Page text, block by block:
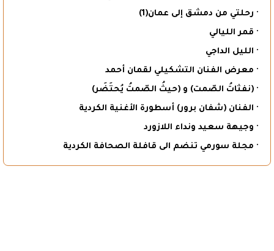
· رحلتي من دمشق إلى عمان(1)
· قمر الليالي
· الليل الداجي
· معرض الفنان التشكيلي لقمان أحمد
· (نفثاتُ الصّمت) و (حيثُ الصّمتُ يُحتَضَر)
· الفنان (شفان برور) أسطورة الأغنية الكردية
· وجيهة سعيد ونداء اللازورد
· مجلة سورمي تنضم الى قافلة الصحافة الكردية